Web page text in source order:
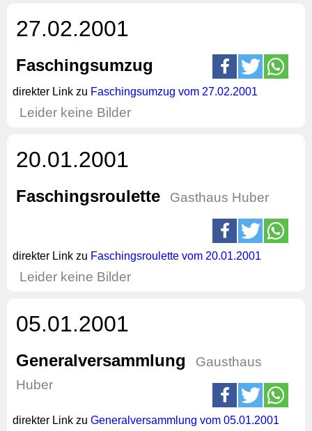
27.02.2001
Faschingsumzug
direkter Link zu Faschingsumzug vom 27.02.2001
Leider keine Bilder
20.01.2001
Faschingsroulette Gasthaus Huber
direkter Link zu Faschingsroulette vom 20.01.2001
Leider keine Bilder
05.01.2001
Generalversammlung
Gausthaus
Huber
direkter Link zu Generalversammlung vom 05.01.2001